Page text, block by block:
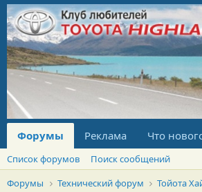
Форумы Реклама Что
Список форумов
Поиск сообщений
Форумы
Технический форум Тойота